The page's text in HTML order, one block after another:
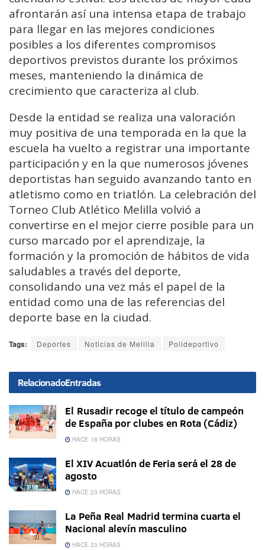
afrontarán así una intensa etapa de trabajo
para llegar en las mejores condiciones
posibles a los diferentes compromisos
deportivos previstos durante los próximos
meses, manteniendo la dinámica de
crecimiento que caracteriza al club.
Desde la entidad se realiza una valoración
muy positiva de una temporada en la que la
escuela ha vuelto a registrar una importante
participación y en la que numerosos jóvenes
deportistas han seguido avanzando tanto en
atletismo como en triatlón. La celebración del
Torneo Club Atlético Melilla volvió a
convertirse en el mejor cierre posible para un
curso marcado por el aprendizaje, la
formación y la promoción de hábitos de vida
saludables a través del deporte,
consolidando una vez más el papel de la
entidad como una de las referencias del
deporte base en la ciudad.
Tags: Deportes Noticias de Melilla Polideportivo
RelacionadoEntradas
El Rusadir recoge el título de campeón
de España por clubes en Rota (Cádiz)
HACE 16 HORAS
El XIV Acuatlón de Feria será el 28 de
agosto
HACE 23 HORAS
La Peña Real Madrid termina cuarta el
Nacional alevín masculino
HACE 23 HORAS